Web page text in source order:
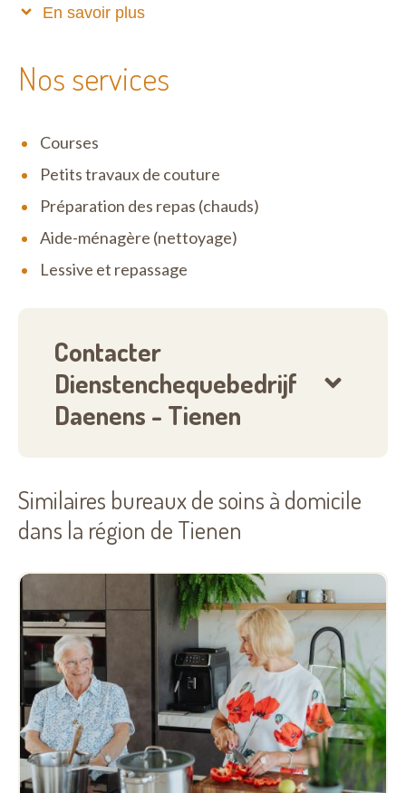
verbeteren van de levenskwaliteit van onze
verloning, met bijkomende voordelen en een
En savoir plus
Nos services
Courses
Petits travaux de couture
Préparation des repas (chauds)
Aide-ménagère (nettoyage)
Lessive et repassage
Contacter
Dienstenchequebedrijf
Daenens - Tienen
Similaires bureaux de soins à domicile
dans la région de Tienen